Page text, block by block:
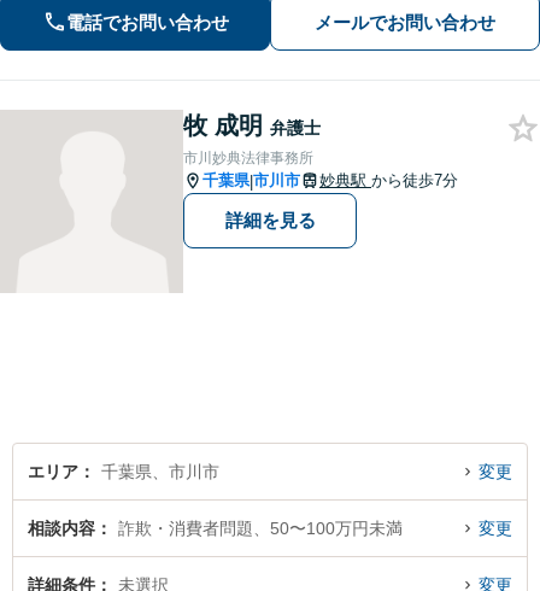
解決へと導きます【電話相談可】【本
八幡駅9分】
電話でお問い合わせ メールでお問い合わせ
牧 成明 弁護士
市川妙典法律事務所
千葉県|市川市 妙典駅 から徒歩7分
詳細を見る
エリア 千葉県、市川市 変更
相談内容 詐欺・消費者問題、50〜100万円未満 変更
詳細条件 未選択 変更